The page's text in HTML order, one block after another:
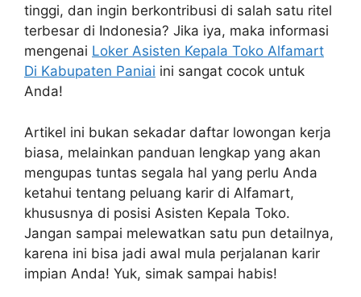
tinggi, dan ingin berkontribusi di salah satu ritel
terbesar di Indonesia? Jika iya, maka informasi
mengenai Loker Asisten Kepala Toko Alfamart
Di Kabupaten Paniai ini sangat cocok untuk
Anda!
Artikel ini bukan sekadar daftar lowongan kerja
biasa, melainkan panduan lengkap yang akan
mengupas tuntas segala hal yang perlu Anda
ketahui tentang peluang karir di Alfamart,
khususnya di posisi Asisten Kepala Toko.
Jangan sampai melewatkan satu pun detailnya,
karena ini bisa jadi awal mula perjalanan karir
impian Anda! Yuk, simak sampai habis!